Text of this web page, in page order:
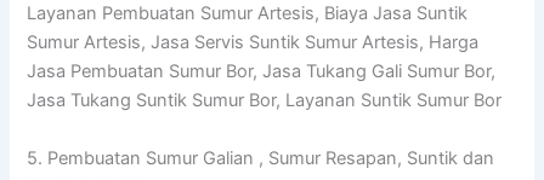
Layanan Pembuatan Sumur Artesis, Biaya Jasa Suntik
Sumur Artesis, Jasa Servis Suntik Sumur Artesis, Harga
Jasa Pembuatan Sumur Bor, Jasa Tukang Gali Sumur Bor,
Jasa Tukang Suntik Sumur Bor, Layanan Suntik Sumur Bor
5. Pembuatan Sumur Galian , Sumur Resapan, Suntik dan